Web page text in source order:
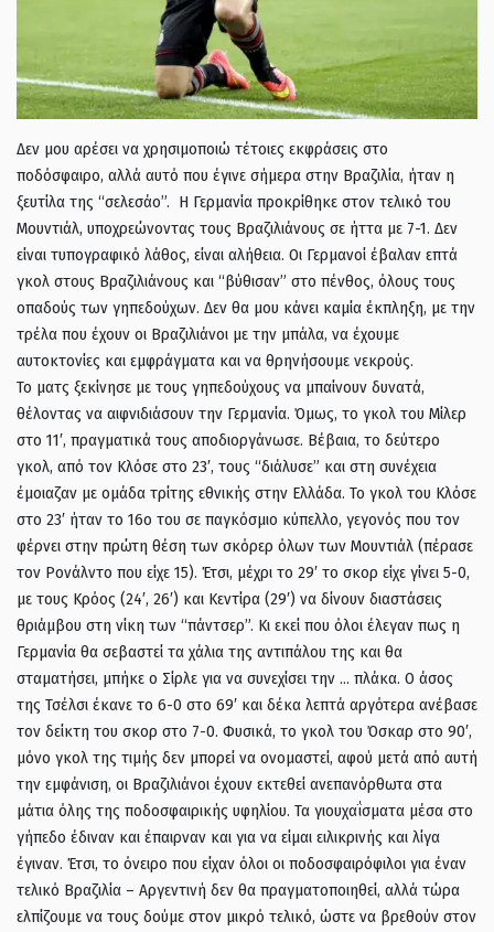
Δεν μου αρέσει να χρησιμοποιώ τέτοιες εκφράσεις στο
ποδόσφαιρο, αλλά αυτό που έγινε σήμερα στην Βραζιλία, ήταν η
ξευτίλα της “σελεσάο”. Η Γερμανία προκρίθηκε στον τελικό του
Μουντιάλ, υποχρεώνοντας τους Βραζιλιάνους σε ήττα με 7-1. Δεν
είναι τυπογραφικό λάθος, είναι αλήθεια. Οι Γερμανοί έβαλαν επτά
γκολ στους Βραζιλιάνους και “βύθισαν” στο πένθος, όλους τους
οπαδούς των γηπεδούχων. Δεν θα μου κάνει καμία έκπληξη, με την
τρέλα που έχουν οι Βραζιλιάνοι με την μπάλα, να έχουμε
αυτοκτονίες και εμφράγματα και να θρηνήσουμε νεκρούς.
Το ματς ξεκίνησε με τους γηπεδούχους να μπαίνουν δυνατά,
θέλοντας να αιφνιδιάσουν την Γερμανία. Όμως, το γκολ του Μίλερ
στο 11′, πραγματικά τους αποδιοργάνωσε. Βέβαια, το δεύτερο
γκολ, από τον Κλόσε στο 23′, τους “διάλυσε” και στη συνέχεια
έμοιαζαν με ομάδα τρίτης εθνικής στην Ελλάδα. Το γκολ του Κλόσε
στο 23′ ήταν το 16ο του σε παγκόσμιο κύπελλο, γεγονός που τον
φέρνει στην πρώτη θέση των σκόρερ όλων των Μουντιάλ (πέρασε
τον Ρονάλντο που είχε 15). Έτσι, μέχρι το 29′ το σκορ είχε γίνει 5-0,
με τους Κρόος (24′, 26′) και Κεντίρα (29′) να δίνουν διαστάσεις
θριάμβου στη νίκη των “πάντσερ”. Κι εκεί που όλοι έλεγαν πως η
Γερμανία θα σεβαστεί τα χάλια της αντιπάλου της και θα
σταματήσει, μπήκε ο Σίρλε για να συνεχίσει την … πλάκα. Ο άσος
της Τσέλσι έκανε το 6-0 στο 69′ και δέκα λεπτά αργότερα ανέβασε
τον δείκτη του σκορ στο 7-0. Φυσικά, το γκολ του Όσκαρ στο 90′,
μόνο γκολ της τιμής δεν μπορεί να ονομαστεί, αφού μετά από αυτή
την εμφάνιση, οι Βραζιλιάνοι έχουν εκτεθεί ανεπανόρθωτα στα
μάτια όλης της ποδοσφαιρικής υφηλίου. Τα γιουχαΐσματα μέσα στο
γήπεδο έδιναν και έπαιρναν και για να είμαι ειλικρινής και λίγα
έγιναν. Έτσι, το όνειρο που είχαν όλοι οι ποδοσφαιρόφιλοι για έναν
τελικό Βραζιλία – Αργεντινή δεν θα πραγματοποιηθεί, αλλά τώρα
ελπίζουμε να τους δούμε στον μικρό τελικό, ώστε να βρεθούν στον